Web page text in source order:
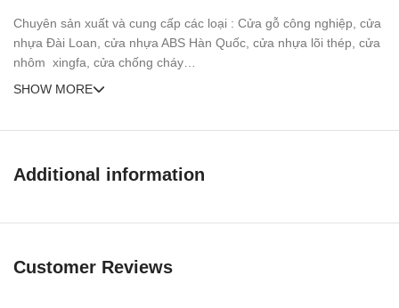
Chuyên sản xuất và cung cấp các loại : Cửa gỗ công nghiệp, cửa
nhựa Đài Loan, cửa nhựa ABS Hàn Quốc, cửa nhựa lõi thép, cửa
nhôm xingfa, cửa chống cháy…
SHOW MORE
Additional information
Customer Reviews